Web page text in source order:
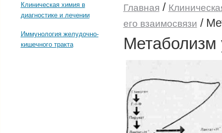
Клиническая химия в
диагностике и лечении
Иммунология желудочно-
кишечного тракта
Главная /
его взаимосвязи /
Метаболизм